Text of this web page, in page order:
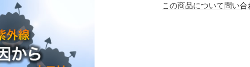
この商品について問い合